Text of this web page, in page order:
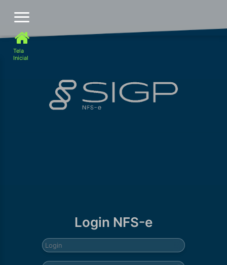
Tela
Inicial
NFS-e Nota Fiscal de
Login NFS-e